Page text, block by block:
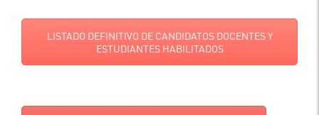
LISTADO DEFINITIVO DE CANDIDATOS DOCENTES Y
ESTUDIANTES HABILITADOS